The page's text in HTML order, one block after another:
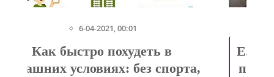
25-09-2020, 07:55
Елизавета Туктамышева: третья
попытка попасть на Олимпиаду